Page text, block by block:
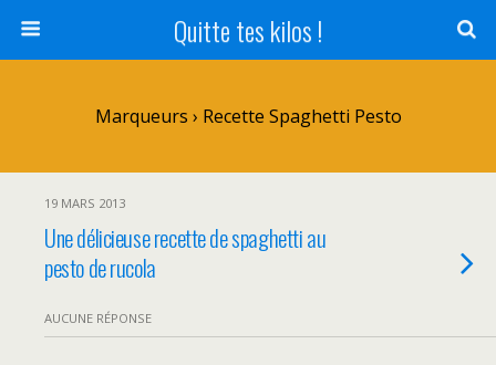
Quitte tes kilos !
Marqueurs › Recette Spaghetti Pesto
19 MARS 2013
Une délicieuse recette de spaghetti au
pesto de rucola
AUCUNE RÉPONSE